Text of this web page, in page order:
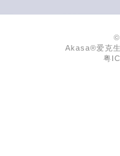
Akasa®爱克
粤